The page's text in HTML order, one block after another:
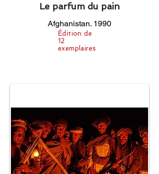
Le parfum du pain
Afghanistan. 1990
Édition de
12
exemplaires